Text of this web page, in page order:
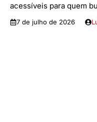
acessíveis para quem
7 de julho de 2026